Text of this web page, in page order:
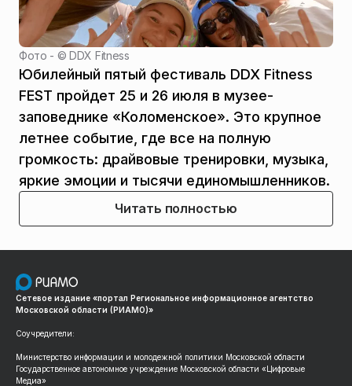
Фото - ©DDX Fitness
Юбилейный пятый фестиваль DDX Fitness
FEST пройдет 25 и 26 июля в музее-
заповеднике «Коломенское». Это крупное
летнее событие, где все на полную
громкость: драйвовые тренировки, музыка,
яркие эмоции и тысячи единомышленников.
Читать полностью
Сетевое издание «портал Региональное информационное агентство
Московской области (РИАМО)»
Соучредители:
Министерство информации и молодежной политики Московской области
Государственное автономное учреждение Московской области «Цифровые
Медиа»